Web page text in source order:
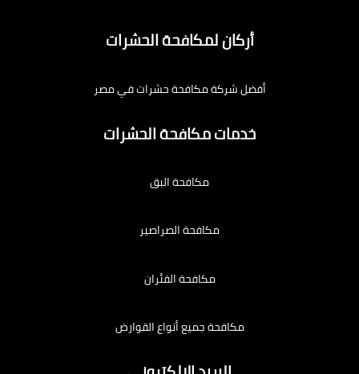
أركان لمكافحة الحشرات
أفضل شركة مكافحة حشرات في مصر
خدمات مكافحة الحشرات
مكافحة البق
مكافحة الصراصير
مكافحة الفئران
مكافحة جميع أنواع القوارض